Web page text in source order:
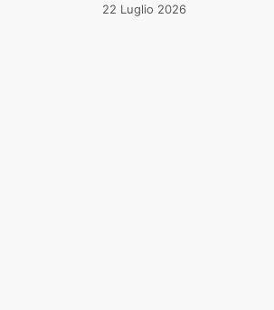
22 Luglio 2026